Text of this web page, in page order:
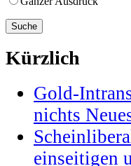
Kürzlich
Gold-
nichts
einseitigen